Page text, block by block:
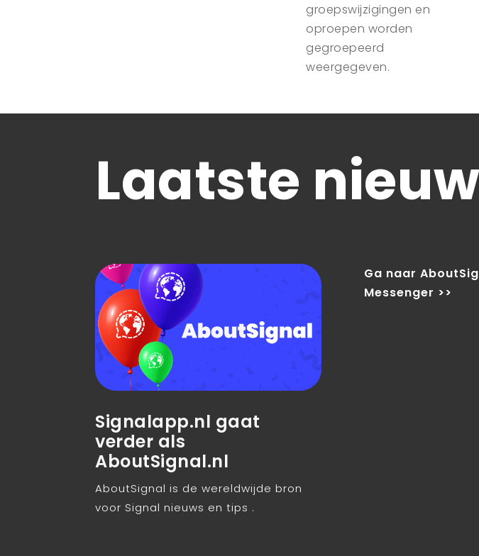
groepswijzigingen en
oproepen worden
gegroepeerd
weergegeven.
Laatste
Signalapp.nl gaat
verder als
AboutSignal.nl
AboutSignal is de wereldwijde bron
voor Signal nieuws en tips .
Ga naar
Messenger >>